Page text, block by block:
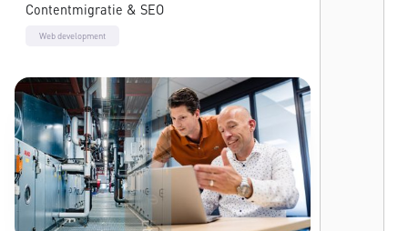
Contentmigratie & SEO
Web development